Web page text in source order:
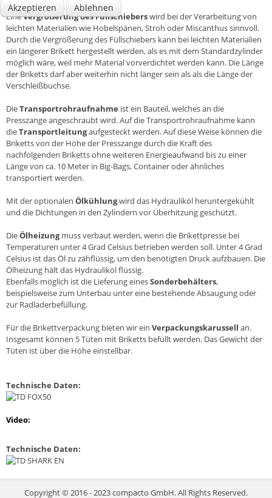
EineVergrößerung des Füllschieberswird bei der Verarbeitung von
leichten Materialien wie Hobelspänen, Stroh oder Miscanthus sinnvoll.
Durch die Vergrößerung des Füllschiebers kann bei leichten Materialien
ein längerer Brikett hergestellt werden, als es mit dem Standardzylinder
möglich wäre, weil mehr Material vorverdichtet werden kann. Die Länge
der Briketts darf aber weiterhin nicht länger sein als als die Länge der
Verschleißbuchse.
DieTransportrohraufnahme ist ein Bauteil, welches an die
Presszange angeschraubt wird. Auf die Transportrohraufnahme kann
dieTransportleitungaufgesteckt werden. Auf diese Weise können die
Briketts von der Höhe der Presszange durch die Kraft des
nachfolgenden Briketts ohne weiteren Energieaufwand bis zu einer
Länge von ca. 10 Meter in Big-Bags, Container oder ähnliches
transportiert werden.
Mit der optionalen Ölkühlungwird das Hydrauliköl heruntergekühlt
und die Dichtungen in den Zylindern vor Überhitzung geschützt.
DieÖlheizungmuss verbaut werden, wenn die Brikettpresse bei
Temperaturen unter 4 Grad Celsius betrieben werden soll. Unter 4 Grad
Celsius ist das Öl zu zähflüssig, um den benötigten Druck aufzbauen. Die
Ölheizung hält das Hydrauliköl flüssig.
Ebenfalls möglich ist die Lieferung einesSonderbehälters,
beispielsweise zum Unterbau unter eine bestehende Absaugung oder
zur Radladerbefüllung.
Für die Brikettverpackung bieten wir ein Verpackungskarussell an.
Insgesamt können 5 Tüten mit Briketts befüllt werden. Das Gewicht der
Tüten ist über die Höhe einstellbar.
Technische Daten:
Video:
Technische Daten:
Copyright © 2016 - 2023 compacto GmbH. All Rights Reserved.
Akzeptieren Ablehnen